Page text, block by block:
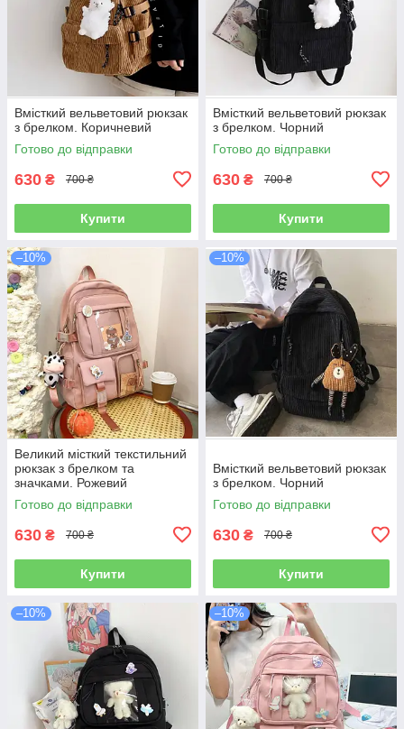
Вмісткий вельветовий рюкзак
з брелком. Коричневий
Готово до відправки
630 ₴ 700 ₴
Купити
Вмісткий вельветовий рюкзак
з брелком. Чорний
Готово до відправки
630 ₴ 700 ₴
Купити
–10%
Великий місткий текстильний
рюкзак з брелком та
значками. Рожевий
Готово до відправки
630 ₴ 700 ₴
Купити
–10%
Вмісткий вельветовий рюкзак
з брелком. Чорний
Готово до відправки
630 ₴ 700 ₴
Купити
–10% –10%